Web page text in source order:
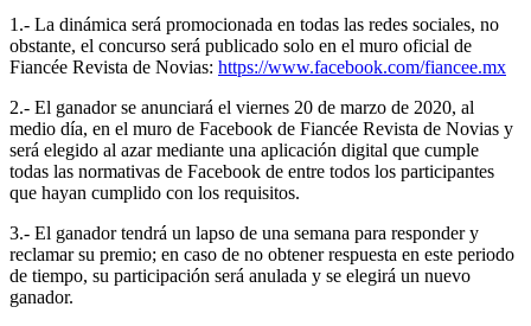
1.- La dinámica será promocionada en todas las redes sociales, no
obstante, el concurso será publicado solo en el muro oficial de
Fiancée Revista de Novias: https://www.facebook.com/fiancee.mx
2.- El ganador se anunciará el viernes 20 de marzo de 2020, al
medio día, en el muro de Facebook de Fiancée Revista de Novias y
será elegido al azar mediante una aplicación digital que cumple
todas las normativas de Facebook de entre todos los participantes
que hayan cumplido con los requisitos.
3.- El ganador tendrá un lapso de una semana para responder y
reclamar su premio; en caso de no obtener respuesta en este periodo
de tiempo, su participación será anulada y se elegirá un nuevo
ganador.